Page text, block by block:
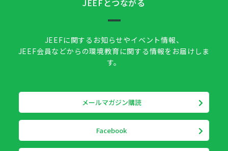
JEEFとつながる
JEEFに関するお知らせやイベント情報、
JEEF会員などからの環境教育に関する情報をお届けしま
す。
メールマガジン購読
Facebook